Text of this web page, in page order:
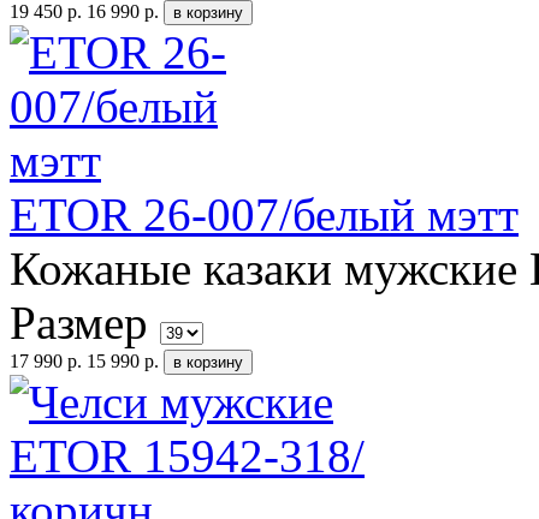
19 450 р. 16 990 р.
ETOR 26-007/белый мэтт
Кожаные казаки
Размер
17 990 р. 15 990 р.